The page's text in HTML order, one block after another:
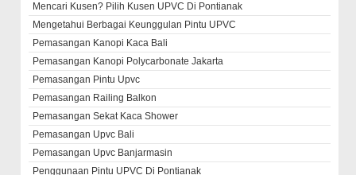
Mencari Kusen? Pilih Kusen UPVC Di Pontianak
Mengetahui Berbagai Keunggulan Pintu UPVC
Pemasangan Kanopi Kaca Bali
Pemasangan Kanopi Polycarbonate Jakarta
Pemasangan Pintu Upvc
Pemasangan Railing Balkon
Pemasangan Sekat Kaca Shower
Pemasangan Upvc Bali
Pemasangan Upvc Banjarmasin
Penggunaan Pintu UPVC Di Pontianak